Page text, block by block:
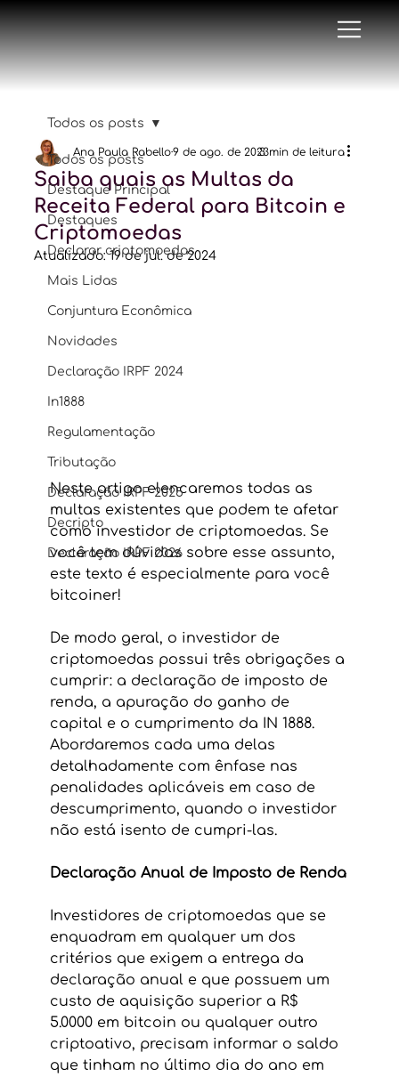
Todos os posts
Destaque Principal
Destaques
Declarar criptomoedas
Mais Lidas
Conjuntura Econômica
Novidades
Declaração IRPF 2024
In1888
Regulamentação
Tributação
Declaração IRPF 2025
Decripto
Declaração IRPF 2026
Todos os posts
Saiba quais as Multas da
Receita Federal para Bitcoin e
Criptomoedas
Ana Paula Rabello9 de ago. de 20233 min de leitura
Atualizado:19 de jul. de 2024
Neste artigo elencaremos todas as
multas existentes que podem te afetar
como investidor de criptomoedas. Se
você tem dúvidas sobre esse assunto,
este texto é especialmente para você
bitcoiner!
De modo geral, o investidor de
criptomoedas possui três obrigações a
cumprir: a declaração de imposto de
renda, a apuração do ganho de
capital e o cumprimento da IN 1888.
Abordaremos cada uma delas
detalhadamente com ênfase nas
penalidades aplicáveis em caso de
descumprimento, quando o investidor
não está isento de cumpri-las.
Declaração Anual de Imposto de Renda
Investidores de criptomoedas que se
enquadram em qualquer um dos
critérios que exigem a entrega da
declaração anual e que possuem um
custo de aquisição superior a R$
5.0000 em bitcoin ou qualquer outro
criptoativo, precisam informar o saldo
que tinham no último dia do ano em